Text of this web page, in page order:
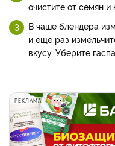
очистите от семян и
В чаше блендера
и еще раз
вкусу. Уберите
РЕКЛАМА